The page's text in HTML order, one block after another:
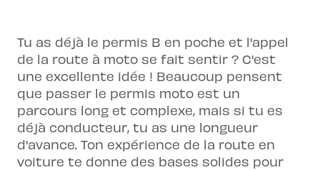
Tu as déjà le permis B en poche et l'appel
de la route à moto se fait sentir ? C'est
une excellente idée ! Beaucoup pensent
que passer le permis moto est un
parcours long et complexe, mais si tu es
déjà conducteur, tu as une longueur
d'avance. Ton expérience de la route en
voiture te donne des bases solides pour